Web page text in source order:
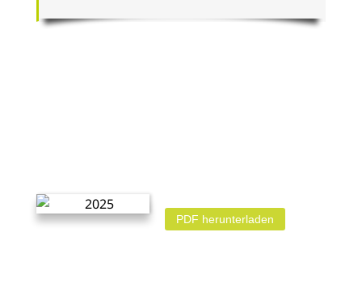
PDF herunterladen